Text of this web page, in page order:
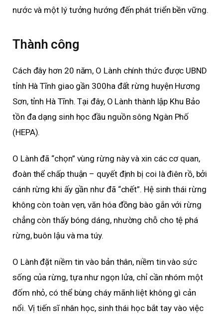
nước và một lý tưởng hướng đến phát triển bền vững.
Thành công
Cách đây hơn 20 năm, O Lành chính thức được UBND
tỉnh Hà Tĩnh giao gần 300ha đất rừng huyện Hương
Sơn, tỉnh Hà Tĩnh. Tại đây, O Lành thành lập Khu Bảo
tồn đa dạng sinh học đầu nguồn sông Ngàn Phố
(HEPA).
O Lành đã “chọn” vùng rừng này và xin các cơ quan,
đoàn thể chấp thuận – quyết định bị coi là điên rồ, bởi
cánh rừng khi ấy gần như đã “chết”. Hệ sinh thái rừng
không còn toàn vẹn, văn hóa đồng bào gắn với rừng
chẳng còn thấy bóng dáng, nhường chỗ cho tệ phá
rừng, buôn lậu và ma túy.
O Lành đặt niềm tin vào bản thân, niềm tin vào sức
sống của rừng, tựa như ngọn lửa, chỉ cần nhóm một
đốm nhỏ, có thể bùng cháy mãnh liệt không gì cản
nổi. Vị tiến sĩ nhân học, sinh thái học bắt tay vào việc